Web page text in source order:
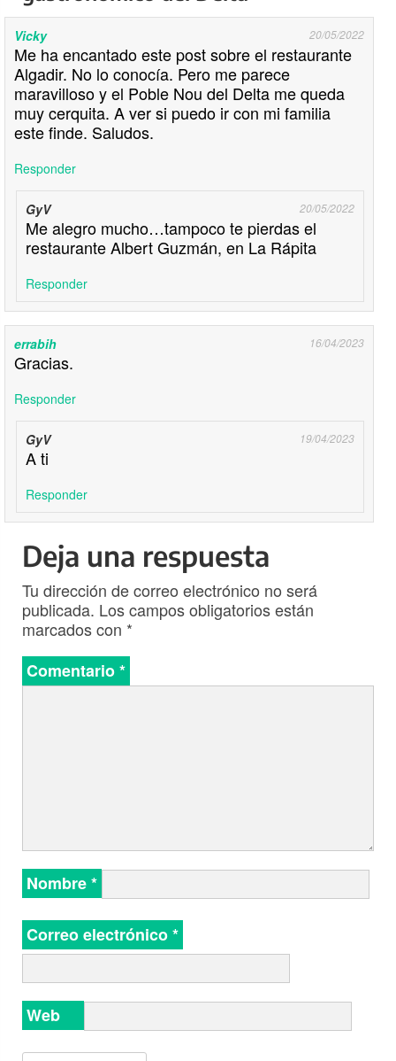
Vicky 20/05/2022
Me ha encantado este post sobre el restaurante
Algadir. No lo conocía. Pero me parece
maravilloso y el Poble Nou del Delta me queda
muy cerquita. A ver si puedo ir con mi familia
este finde. Saludos.
Responder
GyV 20/05/2022
Me alegro mucho…tampoco te pierdas el
restaurante Albert Guzmán, en La Rápita
Responder
errabih 16/04/2023
Gracias.
Responder
GyV 19/04/2023
A ti
Responder
Deja una respuesta
Tu dirección de correo electrónico no será
publicada. Los campos obligatorios están
marcados con *
Comentario*
Nombre*
Correo electrónico*
Web